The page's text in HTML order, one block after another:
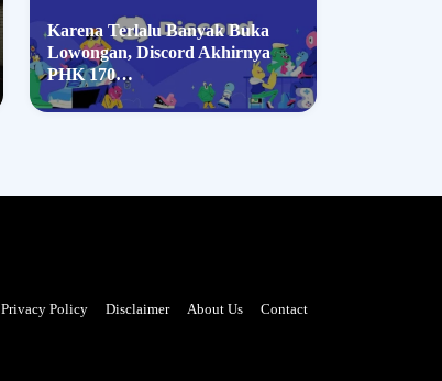
Karena Terlalu Banyak Buka
Lowongan, Discord Akhirnya
PHK 170…
Privacy Policy Disclaimer About Us Contact